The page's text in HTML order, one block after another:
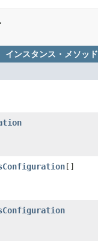
インスタンス・メソッド
[]